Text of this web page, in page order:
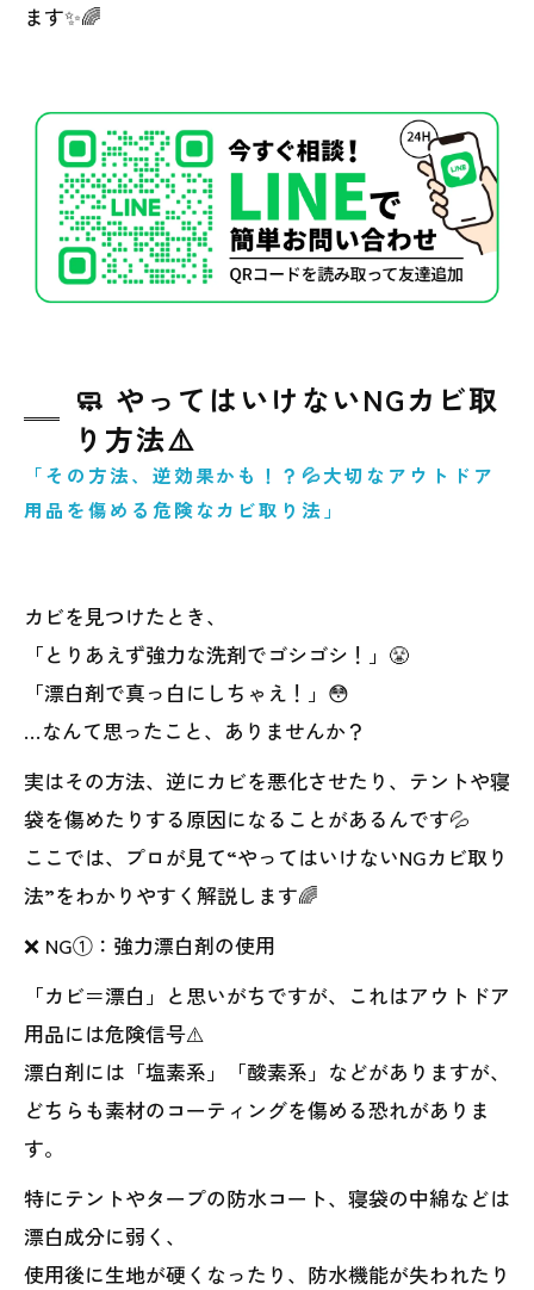
ます✨🌈
🧼 やってはいけないNGカビ取
り方法⚠️
「その方法、逆効果かも！？💦大切なアウトドア
用品を傷める危険なカビ取り法」
カビを見つけたとき、
「とりあえず強力な洗剤でゴシゴシ！」😤
「漂白剤で真っ白にしちゃえ！」😳
…なんて思ったこと、ありませんか？
実はその方法、逆にカビを悪化させたり、テントや寝
袋を傷めたりする原因になることがあるんです💦
ここでは、プロが見て“やってはいけないNGカビ取り
法”をわかりやすく解説します🌈
❌ NG①：強力漂白剤の使用
「カビ＝漂白」と思いがちですが、これはアウトドア
用品には危険信号⚠️
漂白剤には「塩素系」「酸素系」などがありますが、
どちらも素材のコーティングを傷める恐れがありま
す。
特にテントやタープの防水コート、寝袋の中綿などは
漂白成分に弱く、
使用後に生地が硬くなったり、防水機能が失われたり